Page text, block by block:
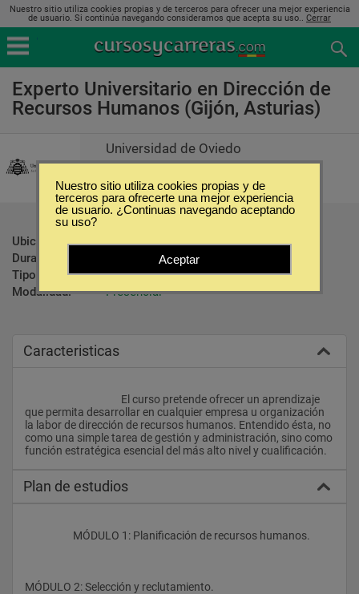
Nuestro sitio utiliza cookies propias y de terceros para ofrecer una mejor experiencia
de usuario. Si continúa navegando consideramos que acepta su uso.. Cerrar
Experto Universitario en Dirección de
Recursos Humanos (Gijón, Asturias)
Universidad de Oviedo
Ubicación:
Gijón - Asturias
Duración:
625 Horas
Tipo:
Carreras Universitarias
Modalidad:
Presencial
Caracteristicas
que permita desarrollar en cualquier empresa u organización
la labor de dirección de recursos humanos. Entendido ésta, no
como una simple tarea de gestión y administración, sino como
Plan de estudios
                    MÓDULO 1: Planificación de recursos humanos.
MÓDULO 2: Selección y reclutamiento.
Nuestro sitio utiliza cookies propias y de
terceros para ofrecerte una mejor experiencia
de usuario. ¿Continuas navegando aceptando
su uso?
Aceptar